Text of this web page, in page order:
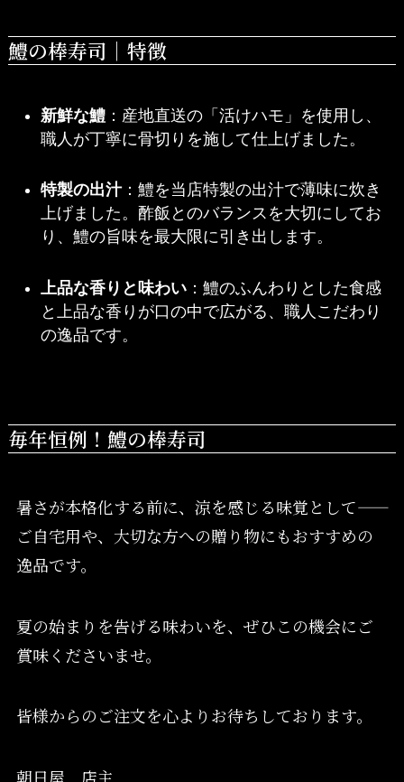
鱧の棒寿司｜特徴
新鮮な鱧：産地直送の「活けハモ」を使用し、
職人が丁寧に骨切りを施して仕上げました。
特製の出汁：鱧を当店特製の出汁で薄味に炊き
上げました。酢飯とのバランスを大切にしてお
り、鱧の旨味を最大限に引き出します。
上品な香りと味わい：鱧のふんわりとした食感
と上品な香りが口の中で広がる、職人こだわり
の逸品です。
毎年恒例！鱧の棒寿司
暑さが本格化する前に、涼を感じる味覚として――
ご自宅用や、大切な方への贈り物にもおすすめの
逸品です。
夏の始まりを告げる味わいを、ぜひこの機会にご
賞味くださいませ。
皆様からのご注文を心よりお待ちしております。
朝日屋 店主